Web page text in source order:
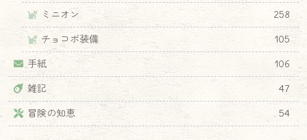
ミニオン
258
チョコボ装備
105
手紙
106
雑記
47
冒険の知恵
54